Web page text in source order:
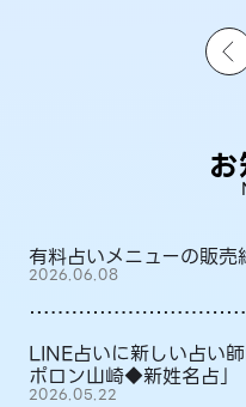
有料占いメニューの販売
2026.06.08
LINE占いに新しい占い
ポロン山崎◆新姓名占」
2026.05.22